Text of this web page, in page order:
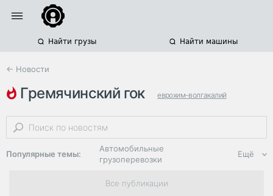
Найти грузы Найти машины
← Новости
гремячинский гок еврохим-волгакалий
волгоградская область парк спецтехники
Популярные темы:
Автомобильные
грузоперевозки
Региональная
логистика
Ещё
Все публикации